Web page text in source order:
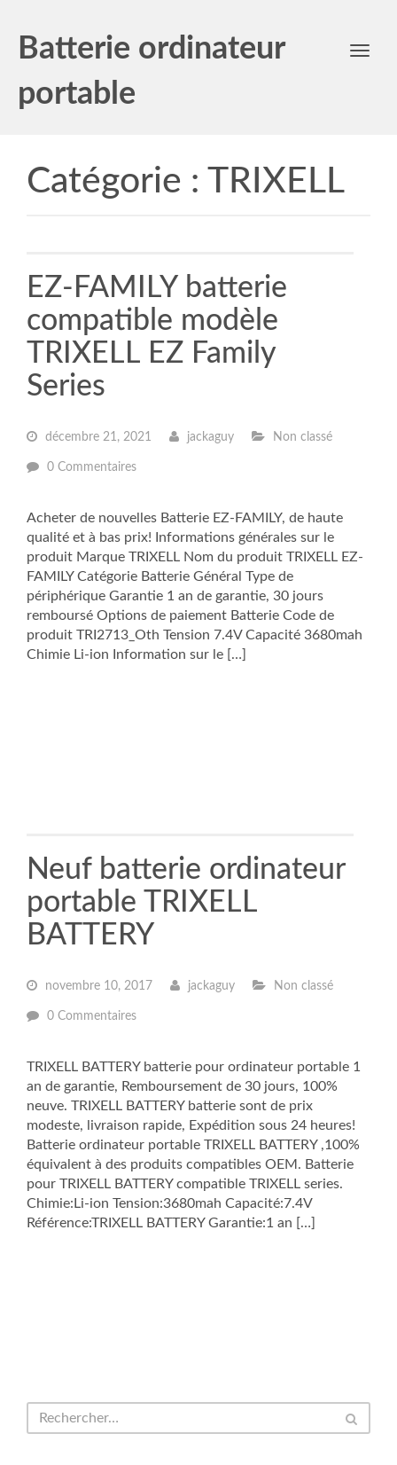
Batterie ordinateur
portable
Toggle
Catégorie : TRIXELL
EZ-FAMILY batterie
compatible modèle
TRIXELL EZ Family
Series
décembre 21, 2021 jackaguy Non classé
0 Commentaires
Acheter de nouvelles Batterie EZ-FAMILY, de haute
qualité et à bas prix! Informations générales sur le
produit Marque TRIXELL Nom du produit TRIXELL EZ-
FAMILY Catégorie Batterie Général Type de
périphérique Garantie 1 an de garantie, 30 jours
remboursé Options de paiement Batterie Code de
produit TRI2713_Oth Tension 7.4V Capacité 3680mah
Chimie Li-ion Information sur le […]
Neuf batterie ordinateur
portable TRIXELL
BATTERY
novembre 10, 2017 jackaguy Non classé
0 Commentaires
TRIXELL BATTERY batterie pour ordinateur portable 1
an de garantie, Remboursement de 30 jours, 100%
neuve. TRIXELL BATTERY batterie sont de prix
modeste, livraison rapide, Expédition sous 24 heures!
Batterie ordinateur portable TRIXELL BATTERY ,100%
équivalent à des produits compatibles OEM. Batterie
pour TRIXELL BATTERY compatible TRIXELL series.
Chimie:Li-ion Tension:3680mah Capacité:7.4V
Référence:TRIXELL BATTERY Garantie:1 an […]